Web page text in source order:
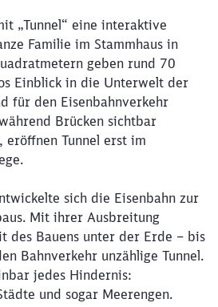
„Tunnel“ eine interaktive
Familie im Stammhaus in
geben rund 70
Einblick in die Unterwelt der
für den Eisenbahnverkehr
Brücken sichtbar
eröffnen Tunnel erst im
sich die Eisenbahn zur
Mit ihrer Ausbreitung
des Bauens unter der Erde – bis
Bahnverkehr unzählige Tunnel.
jedes Hindernis:
und sogar Meerengen.